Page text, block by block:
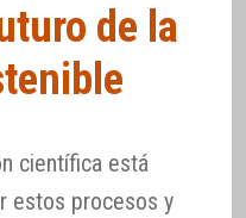
de la
científica está
estos procesos y